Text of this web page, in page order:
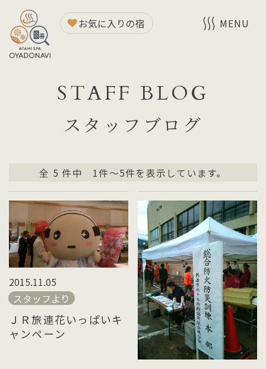
STAFF BLOG
スタッフブログ
お気に入りの宿 MENU
全 5 件中 1件～5件を表示しています。
2015.11.05
スタッフより
ＪＲ旅連花いっぱいキ
ャンペーン